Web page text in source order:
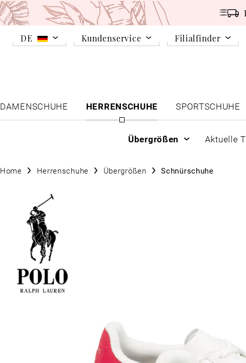
DE Kundenservice Filialfinder
DAMENSCHUHE
HERRENSCHUHE SPORTSCHUHE
Übergrößen Aktuelle
Home Herrenschuhe Übergrößen Schnürschuhe